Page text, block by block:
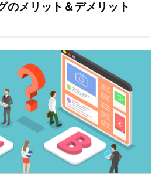
のメリット＆デメリット